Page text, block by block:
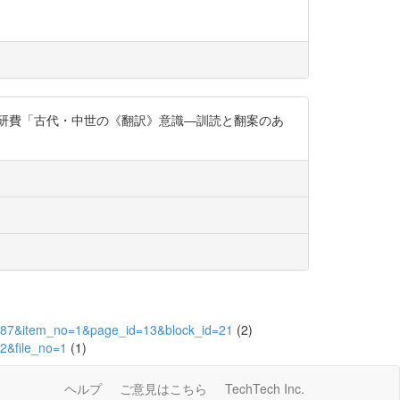
費「古代・中世の《翻訳》意識―訓読と翻案のあ
(2)
(1)
ヘルプ ご意見はこちら TechTech Inc.